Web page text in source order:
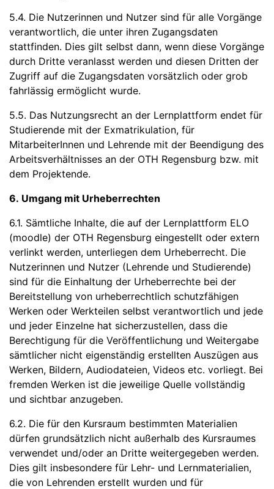
5.4. Die Nutzerinnen und Nutzer sind für alle Vorgänge
verantwortlich, die unter ihren Zugangsdaten
stattfinden. Dies gilt selbst dann, wenn diese Vorgänge
durch Dritte veranlasst werden und diesen Dritten der
Zugriff auf die Zugangsdaten vorsätzlich oder grob
fahrlässig ermöglicht wurde.
5.5. Das Nutzungsrecht an der Lernplattform endet für
Studierende mit der Exmatrikulation, für
MitarbeiterInnen und Lehrende mit der Beendigung des
Arbeitsverhältnisses an der OTH Regensburg bzw. mit
dem Projektende.
6. Umgang mit Urheberrechten
6.1. Sämtliche Inhalte, die auf der Lernplattform ELO
(moodle) der OTH Regensburg eingestellt oder extern
verlinkt werden, unterliegen dem Urheberrecht. Die
Nutzerinnen und Nutzer (Lehrende und Studierende)
sind für die Einhaltung der Urheberrechte bei der
Bereitstellung von urheberrechtlich schutzfähigen
Werken oder Werkteilen selbst verantwortlich und jede
und jeder Einzelne hat sicherzustellen, dass die
Berechtigung für die Veröffentlichung und Weitergabe
sämtlicher nicht eigenständig erstellten Auszügen aus
Werken, Bildern, Audiodateien, Videos etc. vorliegt. Bei
fremden Werken ist die jeweilige Quelle vollständig
und sichtbar anzugeben.
6.2. Die für den Kursraum bestimmten Materialien
dürfen grundsätzlich nicht außerhalb des Kursraumes
verwendet und/oder an Dritte weitergegeben werden.
Dies gilt insbesondere für Lehr- und Lernmaterialien,
die von Lehrenden erstellt wurden und für